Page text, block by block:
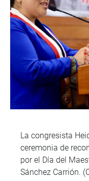
La congresista
ceremonia de
por el Día del
Sánchez Carrión.